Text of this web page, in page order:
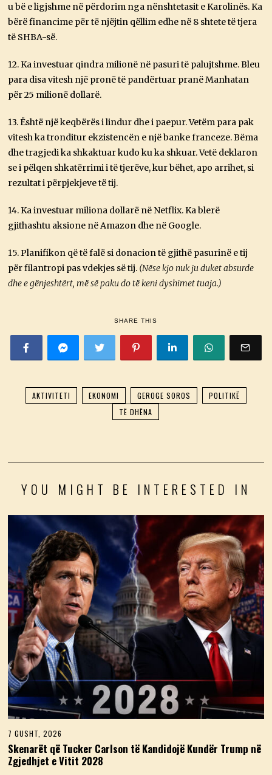
u bë e ligjshme në përdorim nga nënshtetasit e Karolinës. Ka
bërë financime për të njëjtin qëllim edhe në 8 shtete të tjera
të SHBA-së.
12. Ka investuar qindra milionë në pasuri të palujtshme. Bleu
para disa vitesh një pronë të pandërtuar pranë Manhatan
për 25 milionë dollarë.
13. Është një keqbërës i lindur dhe i paepur. Vetëm para pak
vitesh ka tronditur ekzistencën e një banke franceze. Bëma
dhe tragjedi ka shkaktuar kudo ku ka shkuar. Vetë deklaron
se i pëlqen shkatërrimi i të tjerëve, kur bëhet, apo arrihet, si
rezultat i përpjekjeve të tij.
14. Ka investuar miliona dollarë në Netflix. Ka blerë
gjithashtu aksione në Amazon dhe në Google.
15. Planifikon që të falë si donacion të gjithë pasurinë e tij
për filantropi pas vdekjes së tij. (Nëse kjo nuk ju duket absurde
dhe e gënjeshtërt, më së paku do të keni dyshimet tuaja.)
SHARE THIS
AKTIVITETI EKONOMI GEROGE SOROS
POLITIKË
TË DHËNA
YOU MIGHT BE INTERESTED IN
7 GUSHT, 2026
G
U
S
Skenarët që Tucker Carlson të Kandidojë Kundër Trump në
Zgjedhjet e Vitit 2028